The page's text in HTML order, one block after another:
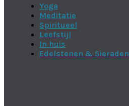
Yoga
Meditatie
Spiritueel
Leefstijl
In huis
Edelstenen & Sieraden